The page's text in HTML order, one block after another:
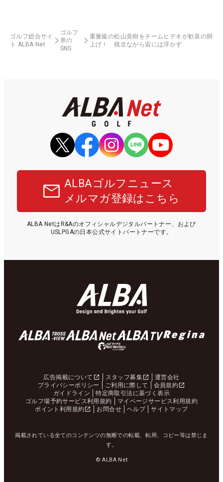
ゴルフ総合サイ
ト ALBA Net
ゴルフ
界の
SNS
重量級の松山英樹をチームヒデキが歓喜の胴
上げ！ 残念ながら宙には浮かず
ALBAゴルフニュース
メルマガ登録はこちら
ALBA NetはR&Aのオフィシャルデジタルパートナー、および
USLPGAの日本公式サイトパートナーです。
広告掲載について スタッフ募集
運営会社
プライバシーポリシー
ご利用に際して
会員規約
ガイドライン
特定商取引法に基づく表示
ゴルフ場予約サービス利用規約
マイページサービス利用規約
ポイント利用規約
お問合せ ヘルプ サイトマップ
掲載されている全てのコンテンツの無断での転載、転用、コピー等は禁じま
す。
© ALBA Net